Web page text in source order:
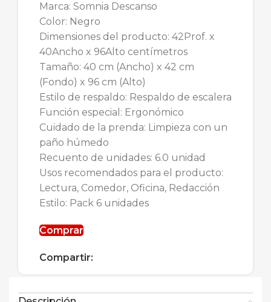
Marca: Somnia Descanso
Color: Negro
Dimensiones del producto: 42Prof. x
40Ancho x 96Alto centímetros
Tamaño: 40 cm (Ancho) x 42 cm
(Fondo) x 96 cm (Alto)
Estilo de respaldo: Respaldo de escalera
Función especial: Ergonómico
Cuidado de la prenda: Limpieza con un
paño húmedo
Recuento de unidades: 6.0 unidad
Usos recomendados para el producto:
Lectura, Comedor, Oficina, Redacción
Estilo: Pack 6 unidades
Comprar
Compartir: